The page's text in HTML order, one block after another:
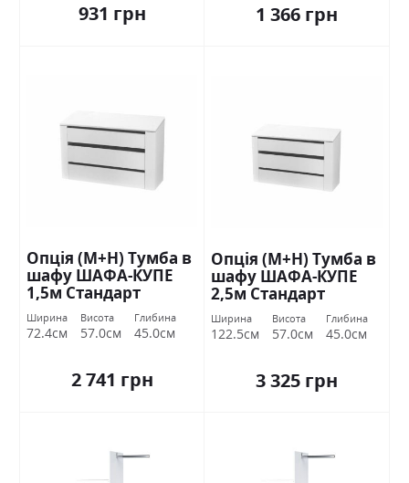
931 грн 1 366 грн
Опція (М+Н) Тумба в
шафу ШАФА-КУПЕ
1,5м Стандарт
Ширина
72.4см
Висота
57.0см
Глибина
45.0см
2 741 грн
Опція (М+Н) Тумба в
шафу ШАФА-КУПЕ
2,5м Стандарт
Ширина
122.5см
Висота
57.0см
Глибина
45.0см
3 325 грн